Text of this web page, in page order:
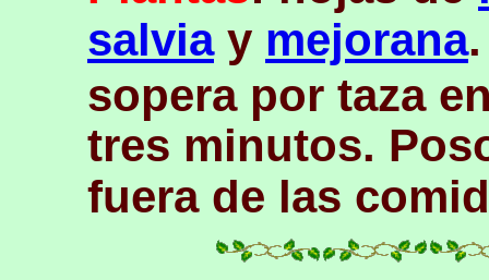
salviay mejorana
sopera por taza
tres minutos.
fuera de las